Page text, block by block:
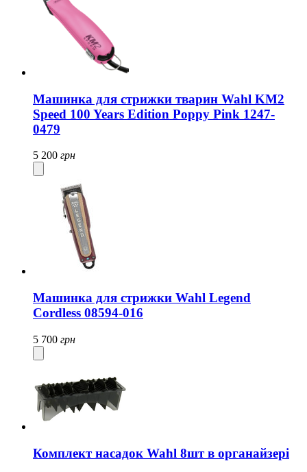
Машинка для стрижки тварин Wahl KM2
Speed ​​100 Years Edition Poppy Pink 1247-
0479
5 200 грн
Машинка для стрижки Wahl Legend
Cordless 08594-016
5 700 грн
Комплект насадок Wahl 8шт в органайзері